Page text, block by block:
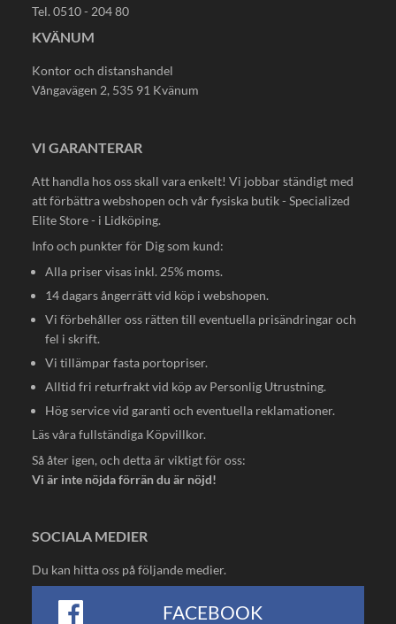
Tel. 0510 - 204 80
KVÄNUM
Kontor och distanshandel
Vångavägen 2, 535 91 Kvänum
VI GARANTERAR
Att handla hos oss skall vara enkelt! Vi jobbar ständigt med
att förbättra webshopen och vår fysiska butik - Specialized
Elite Store - i Lidköping.
Info och punkter för Dig som kund:
Alla priser visas inkl. 25% moms.
14 dagars ångerrätt vid köp i webshopen.
Vi förbehåller oss rätten till eventuella prisändringar och
fel i skrift.
Vi tillämpar fasta portopriser.
Alltid fri returfrakt vid köp av Personlig Utrustning.
Hög service vid garanti och eventuella reklamationer.
Läs våra fullständiga Köpvillkor.
Så åter igen, och detta är viktigt för oss:
Vi är inte nöjda förrän du är nöjd!
SOCIALA MEDIER
Du kan hitta oss på följande medier.
FACEBOOK